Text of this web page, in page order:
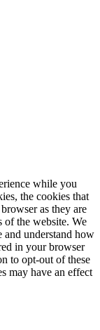
while you
the cookies that
as they are
of the website. We
and understand how
in your browser
to opt-out of these
may have an effect